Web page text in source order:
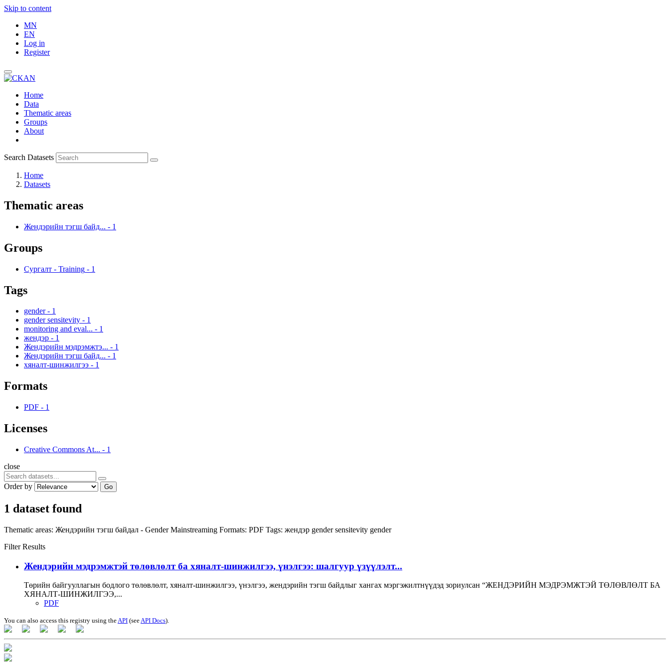
Skip to content
MN
EN
Log in
Register
Home
Data
Thematic areas
Groups
About
Search Datasets
Home
Datasets
Thematic areas
Жендэрийн тэгш байд... - 1
Groups
Сургалт - Training - 1
Tags
gender - 1
gender sensitevity - 1
monitoring and eval... - 1
жендэр - 1
Жендэрийн мэдрэмжтэ... - 1
Жендэрийн тэгш байд... - 1
хяналт-шинжилгээ - 1
Formats
PDF - 1
Licenses
Creative Commons At... - 1
close
Order by Go
1 dataset found
Thematic areas: Жендэрийн тэгш байдал - Gender Mainstreaming Formats: PDF Tags: жендэр gender sensitevity gender
Filter Results
Жендэрийн мэдрэмжтэй төлөвлөлт ба хяналт-шинжилгээ, үнэлгээ: шалгуур үзүүлэлт...
Төрийн байгууллагын бодлого төлөвлөлт, хяналт-шинжилгээ, үнэлгээ, жендэрийн тэгш байдлыг хангах мэргэжилтнүүдэд зориулсан “ЖЕНДЭРИЙН МЭДРЭМЖТЭЙ ТӨЛӨВЛӨЛТ БА
ХЯНАЛТ-ШИНЖИЛГЭЭ,...
PDF
You can also access this registry using theAPI (seeAPI Docs).